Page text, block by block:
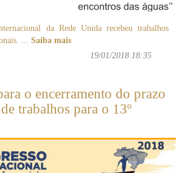
da Rede Unida recebeu trabalhos
Saiba mais
19/01/2018 18:35
o encerramento do prazo
trabalhos para o 13º